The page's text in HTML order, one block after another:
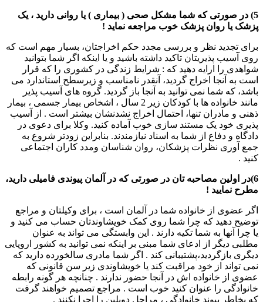
5) در صورتی که شما مشکل صحی ( بیماری ) یا روانی دارید ، یک
پزشک یا روان پزشک خوب مراجعه نماید !
برای تجدید نظر و بررسی مجدد حکم اخراجتان، بسیار مهم است که
روی آسیب پذیریتان تاکید داشته باشید و یا اینکه اگر شما بتوانید
شواهدی را ارایه دهید که : شرایط زندگی در کشوری را که قرار
است به آنجا اخراج گردید، آنقدر نامناسب و زیرسطح استاندارد می
باشد، که شما نمی توانید به آنجا باز گردید. گروه های آسیب پذیر
مانند خانواده ها با کودکان زیر 2 سال ، اشخاص بیمار جسمی ، بیمار
ذهنی و مادران تنها، احتمال اخراج نشدنشان بیشتر است . از آسیب
پذیری خود یک مستند سازی خوب آماده کنید. وکلا برای دعوی در
دادگاه و دفاع از شما به اسناد نیازمندند. بنابراین زودتر شروع به
جمع آوری نظرات پزشکان، روان شناسان ومدد کاران اجتماعی
کنید .
6)در اولین مصاحبه تان در صورتی که در آلمان پیوندی فامیلی دارید،
مطرح نمایید !
اگر عضوی از خانواده شما در آلمان است ، برای وکیلتان و مراجع
توضیح دهید که چرا شما روی کمک خویشاوندتان حساب می کنید و
یا چرا آنها به شما تکیه دارند . این وابستگی می تواند به عنوان
مطلبی دیگر از ادعای شما مبنی بر اینکه نمی توانید به کشور اروپایی
دیگری بازگردید،پشتیبانی کند . اگر شما مادری سالخورده دارید که
نمی تواند از خود مراقبت کند یا خویشاوندی زیر سن قانونی که
عضوی از خانواده اش در آنجا حضور ندارند . چنانچه هر گونه رابطه
خانوادگی را عنوان کنید خوب است . مراجع تصمیم خواهند گرفت
که بخاطر پیوند خانوادگی ، مراحل دوبلین را اجرا نکنند .